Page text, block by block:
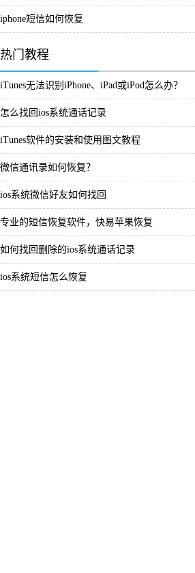
iphone短信如何恢复
热门教程
iTunes无法识别iPhone、iPad或iPod怎么办？
怎么找回ios系统通话记录
iTunes软件的安装和使用图文教程
微信通讯录如何恢复？
ios系统微信好友如何找回
专业的短信恢复软件，快易苹果恢复
如何找回删除的ios系统通话记录
ios系统短信怎么恢复